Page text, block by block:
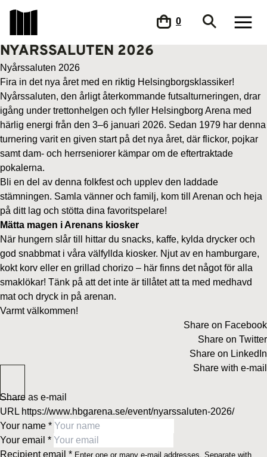
0
NYÅRSSALUTEN 2026
Nyårssaluten 2026
Fira in det nya året med en riktig Helsingborgsklassiker!
Nyårssaluten, den årligt återkommande futsalturneringen, drar
igång under trettonhelgen och fyller Helsingborg Arena med
härlig energi från den 3–6 januari 2026. Sedan 1979 har denna
turnering varit en given start på det nya året, där flickor, pojkar
samt dam- och herrseniorer kämpar om de eftertraktade
pokalerna.
Bli en del av denna folkfest och upplev den laddade
stämningen. Samla vänner och familj, kom till Arenan och heja
på ditt lag och stötta dina favoritspelare!
Mätta magen i Arenans kiosker
När hungern slår till hittar du snacks, kaffe, kylda drycker och
god snabbmat i våra välfyllda kiosker. Njut av en hamburgare,
kokt korv eller en grillad chorizo – här finns det något för alla
smaklökar! Tänk på att det inte är tillåtet att ta med medhavd
mat och dryck in på arenan.
Varmt välkommen!
Share on Facebook
Share on Twitter
Share on LinkedIn
Share with e-mail
Share as e-mail
URL https://www.hbgarena.se/event/nyarssaluten-2026/
Your name *
Your email *
Recipient email * Enter one or many e-mail addresses. Separate with